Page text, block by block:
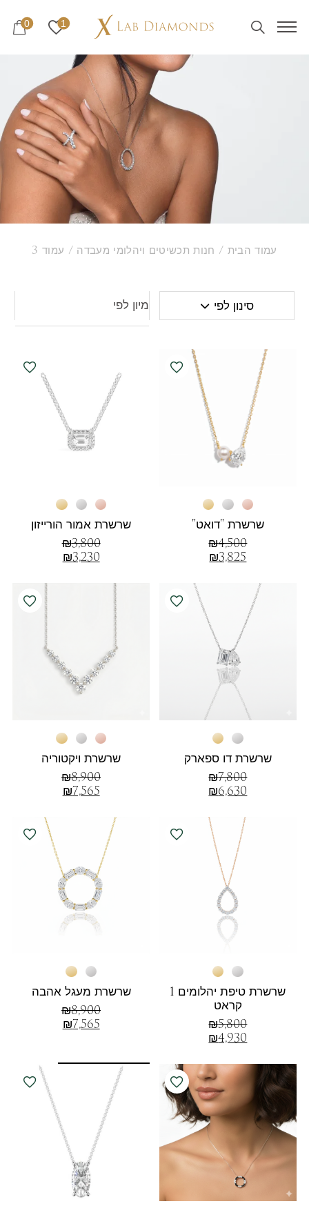
1
0
עמוד הבית / חנות תכשיטים ויהלומי מעבדה / עמוד 3
סינון לפי
שרשרת "דואט"
₪4,500
₪3,825
שרשרת אמור הורייזון
₪3,800
₪3,230
שרשרת דו ספארק
₪7,800
₪6,630
שרשרת ויקטוריה
₪8,900
₪7,565
שרשרת טיפת יהלומים 1
קראט
₪5,800
₪4,930
שרשרת מעגל אהבה
₪8,900
₪7,565
חדש!קולקציית
SILVER מואסנייט